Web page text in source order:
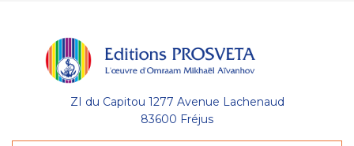
ZI du Capitou 1277 Avenue Lachenaud
83600 Fréjus